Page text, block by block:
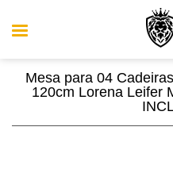
Mesa para 04
120cm Lorena Leifer